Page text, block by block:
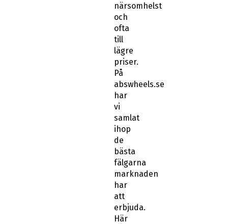
närsomhelst
och
ofta
till
lägre
priser.
På
abswheels.se
har
vi
samlat
ihop
de
bästa
fälgarna
marknaden
har
att
erbjuda.
Här